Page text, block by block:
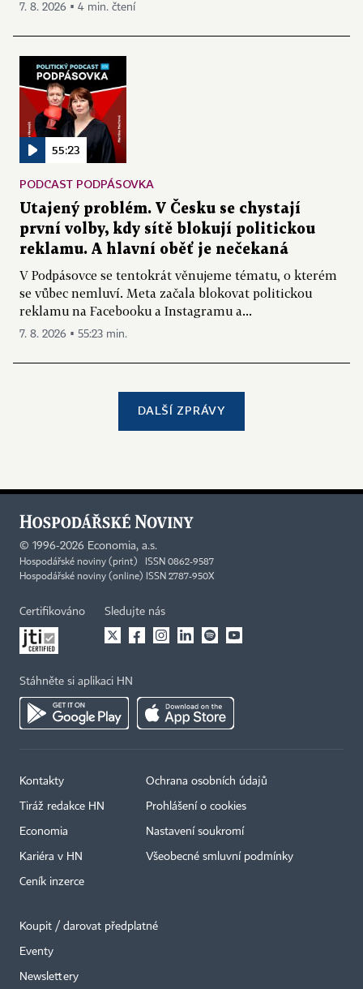
7. 8. 2026 ▪ 4 min. čtení
55:23
PODCAST PODPÁSOVKA
Utajený problém. V Česku se chystají
první volby, kdy sítě blokují politickou
reklamu. A hlavní oběť je nečekaná
V Podpásovce se tentokrát věnujeme tématu, o kterém
se vůbec nemluví. Meta začala blokovat politickou
reklamu na Facebooku a Instagramu a...
7. 8. 2026 ▪ 55:23 min.
DALŠÍ ZPRÁVY
© 1996-2026 Economia, a.s.
Hospodářské noviny (print) ISSN 0862-9587
Hospodářské noviny (online) ISSN 2787-950X
Certifikováno Sledujte nás
Stáhněte si aplikaci HN
Kontakty
Tiráž redakce HN
Economia
Kariéra v HN
Ceník inzerce
Ochrana osobních údajů
Prohlášení o cookies
Nastavení soukromí
Všeobecné smluvní podmínky
Koupit / darovat předplatné
Eventy
Newslettery